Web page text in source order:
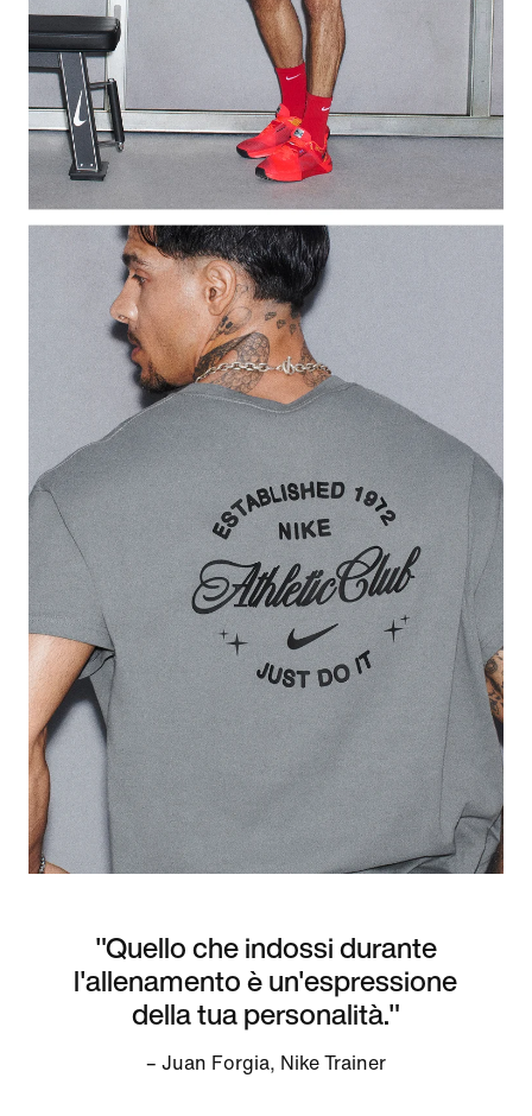
"Quello che indossi durante
l'allenamento è un'espressione
della tua personalità."
– Juan Forgia, Nike Trainer